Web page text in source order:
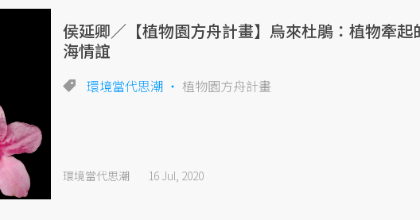
侯延卿／【植物園方舟計畫】烏來杜鵑：植物牽起
海情誼
環境當代思潮 植物園方舟計畫
環境當代思潮 16 Jul, 2020